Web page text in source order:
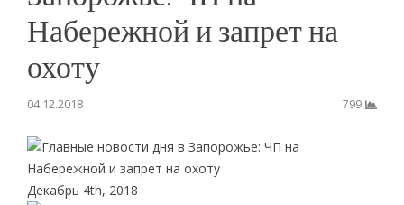
Набережной и запрет на
охоту
04.12.2018 799
Декабрь 4th, 2018